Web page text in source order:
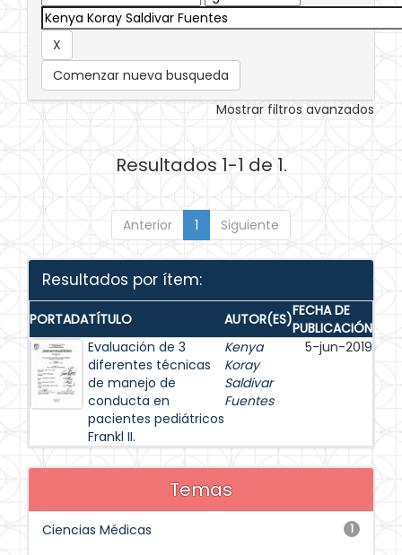
Comenzar nueva busqueda
Mostrar filtros avanzados
Resultados 1-1 de 1.
Anterior 1 Siguiente
Resultados por ítem:
PORTADATÍTULO AUTOR(ES)FECHA DE
PUBLICACIÓN
Evaluación de 3
diferentes técnicas
de manejo de
conducta en
pacientes pediátricos
Frankl II.
Kenya
Koray
Saldivar
Fuentes
5-jun-2019
Temas
1
Ciencias Médicas